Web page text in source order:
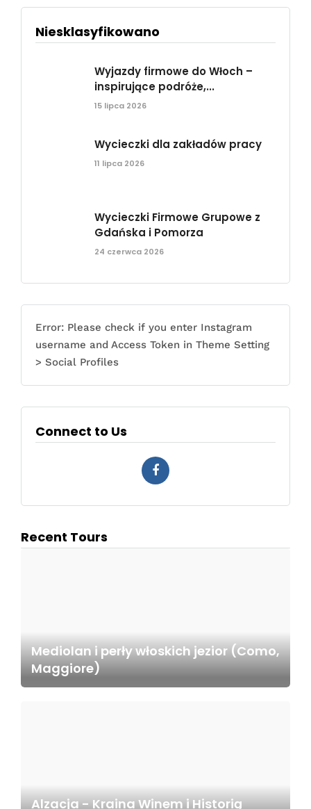
Niesklasyfikowano
Wyjazdy firmowe do Włoch –
inspirujące podróże,...
15 lipca 2026
Wycieczki dla zakładów pracy
11 lipca 2026
Wycieczki Firmowe Grupowe z
Gdańska i Pomorza
24 czerwca 2026
Error: Please check if you enter Instagram
username and Access Token in Theme Setting
> Social Profiles
Connect to Us
Recent Tours
Mediolan i perły włoskich jezior (Como,
Maggiore)
Alzacja - Kraina Winem i Historią